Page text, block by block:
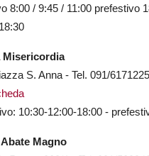
8:00 / 9:45 / 11:00 prefestivo
Misericordia
S. Anna - Tel. 091/6171225
10:30-12:00-18:00 -
Magno